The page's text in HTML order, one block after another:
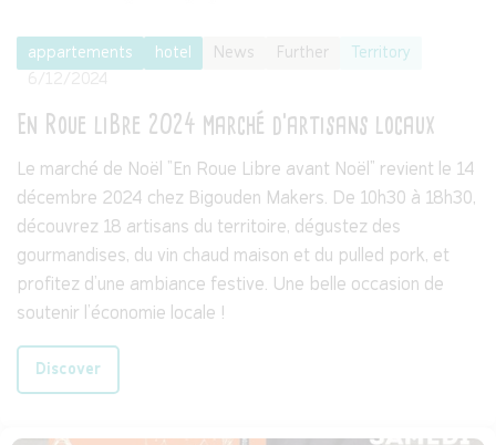
appartements hotel News Further
Territory
En Roue liBre 2024 marché d'artisans locaux
Le marché de Noël "En Roue Libre avant Noël" revient le 14
décembre 2024 chez Bigouden Makers. De 10h30 à 18h30,
découvrez 18 artisans du territoire, dégustez des
gourmandises, du vin chaud maison et du pulled pork, et
profitez d’une ambiance festive. Une belle occasion de
soutenir l’économie locale !
Discover